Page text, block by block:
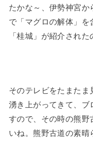
たかな～、伊勢神宮か
で「マグロの解体」
「桂城」が紹介された
そのテレビをたまたま
湧き上がってきて、ブ
すので、その時の熊野
いね。熊野古道の素晴